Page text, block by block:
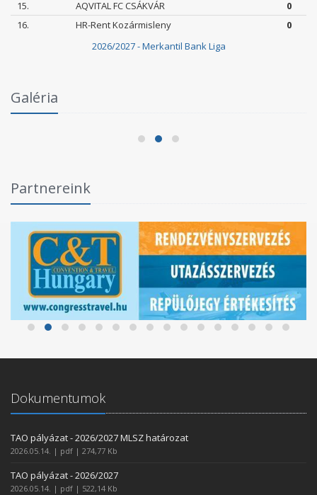
2026/2027 - Merkantil Bank Liga
15.
AQVITAL FC CSÁKVÁR
0
16.
HR-Rent Kozármisleny 0
Galéria
Szegedi VSE–Szeged-Csanád GA II. 3-2
2026.05.24.
Partnereink
Dokumentumok
TAO pályázat - 2026/2027 MLSZ határozat
2026.05.14. | pdf | 274,77 Kb
TAO pályázat - 2026/2027
2026.05.14. | pdf | 522,14 Kb